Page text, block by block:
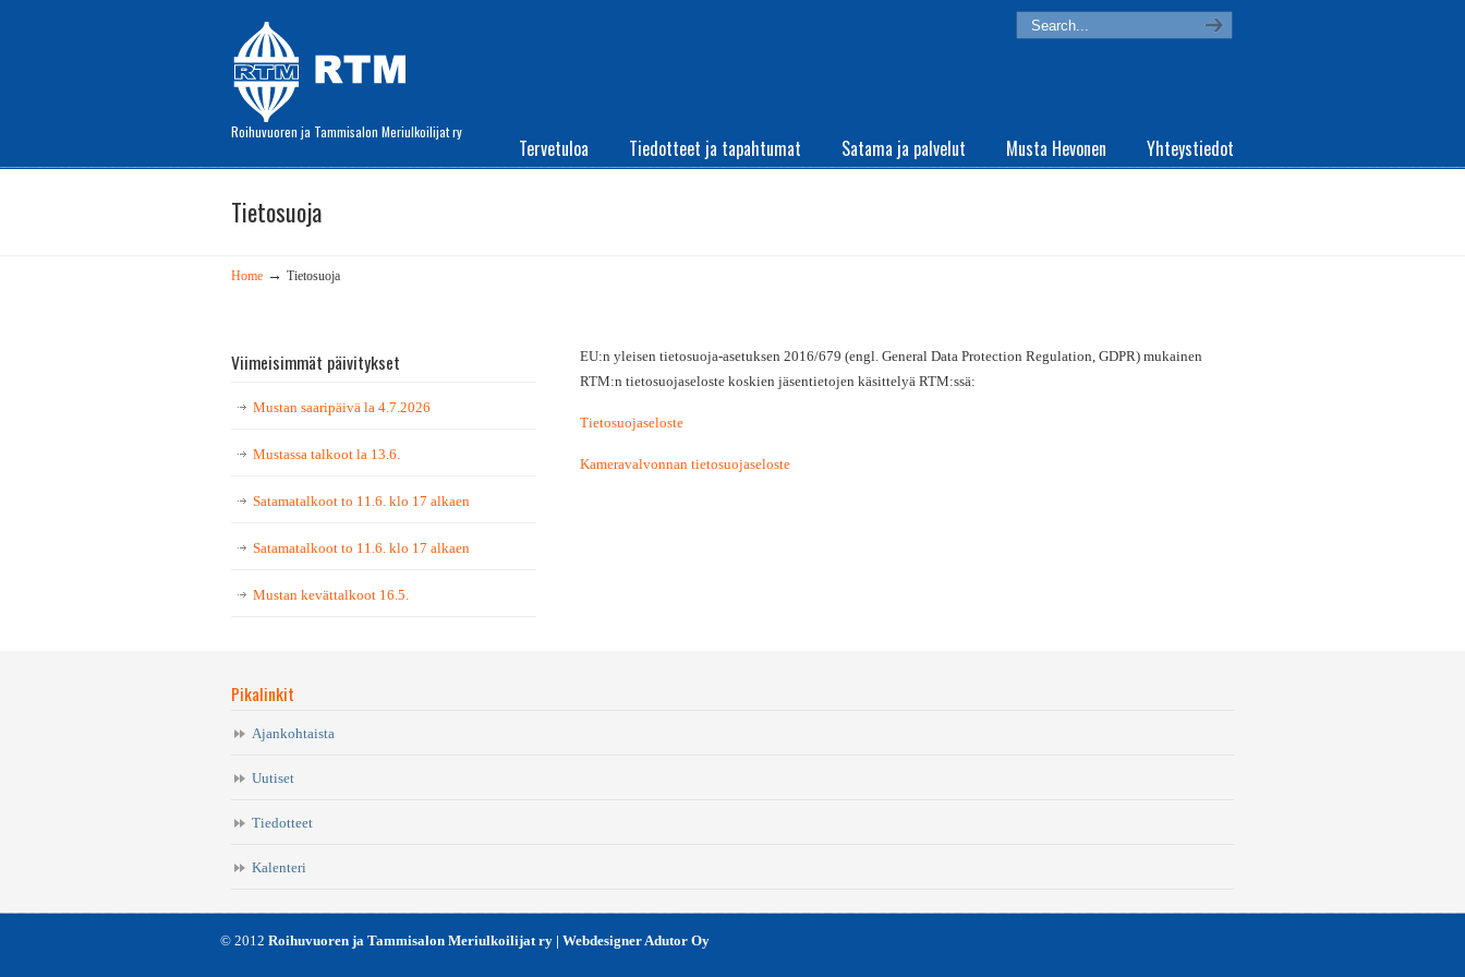
Roihuvuoren ja Tammisalon Meriulkoilijat ry
Tervetuloa Tiedotteet ja tapahtumat Satama ja palvelut Musta Hevonen Yhteystiedot
Tietosuoja
Home → Tietosuoja
EU:n yleisen tietosuoja-asetuksen 2016/679 (engl. General Data Protection Regulation, GDPR) mukainen
RTM:n tietosuojaseloste koskien jäsentietojen käsittelyä RTM:ssä:
Tietosuojaseloste
Kameravalvonnan tietosuojaseloste
Viimeisimmät päivitykset
Mustan saaripäivä la 4.7.2026
Mustassa talkoot la 13.6.
Satamatalkoot to 11.6. klo 17 alkaen
Satamatalkoot to 11.6. klo 17 alkaen
Mustan kevättalkoot 16.5.
Pikalinkit
Ajankohtaista
Uutiset
Tiedotteet
Kalenteri
© 2012 Roihuvuoren ja Tammisalon Meriulkoilijat ry | Webdesigner Adutor Oy